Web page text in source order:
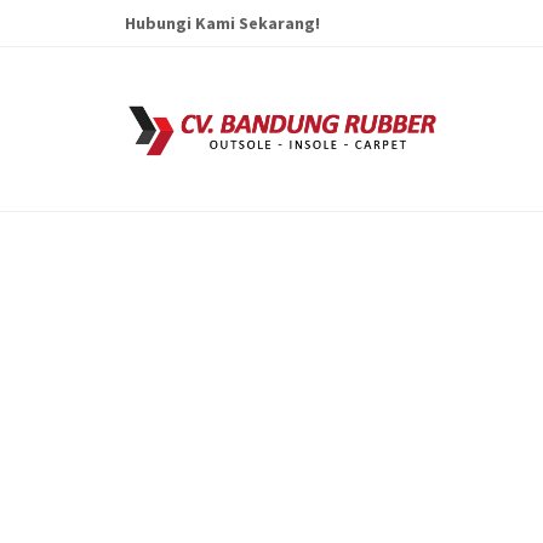
Hubungi Kami Sekarang!